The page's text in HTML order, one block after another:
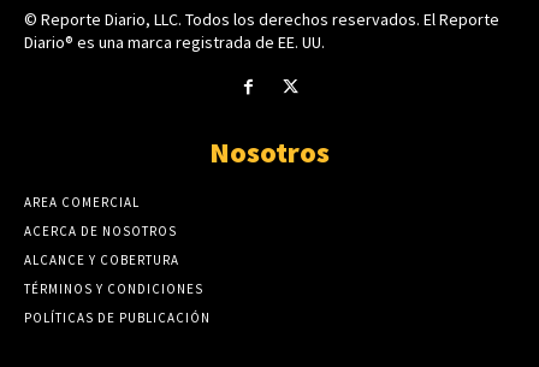
© Reporte Diario, LLC. Todos los derechos reservados. El Reporte
Diario® es una marca registrada de EE. UU.
Nosotros
AREA COMERCIAL
ACERCA DE NOSOTROS
ALCANCE Y COBERTURA
TÉRMINOS Y CONDICIONES
POLÍTICAS DE PUBLICACIÓN